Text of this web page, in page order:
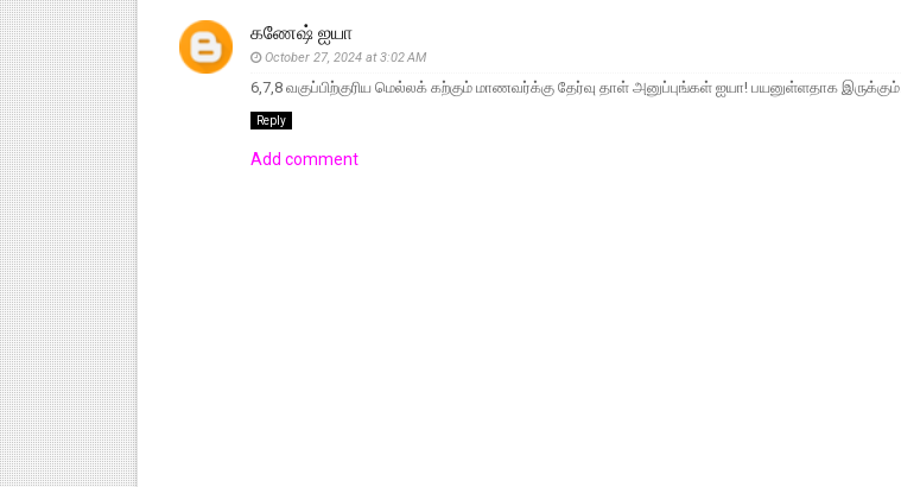
கணேஷ் ஐயா
October 27, 2024 at 3:02 AM
6,7,8 வகுப்பிற்குரிய மெல்லக் கற்கும் மாணவர்க்கு தேர்வு தாள் அனுப்புங்கள் ஐயா! பயனுள்ளதாக இருக்கும்.
Reply
Add comment